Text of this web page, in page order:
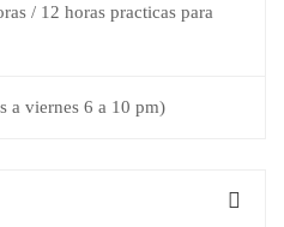
/ 12 horas practicas para
a viernes 6 a 10 pm)